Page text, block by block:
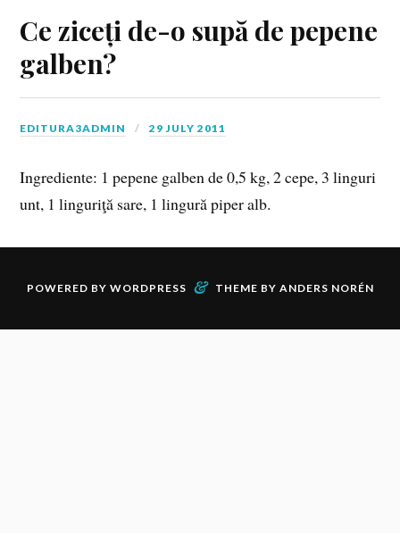
Ce ziceți de-o supă de pepene
galben?
EDITURA3ADMIN 29 JULY 2011
Ingrediente: 1 pepene galben de 0,5 kg, 2 cepe, 3 linguri
unt, 1 linguriţă sare, 1 lingură piper alb.
POWERED BY WORDPRESS & THEME BY ANDERS NORÉN